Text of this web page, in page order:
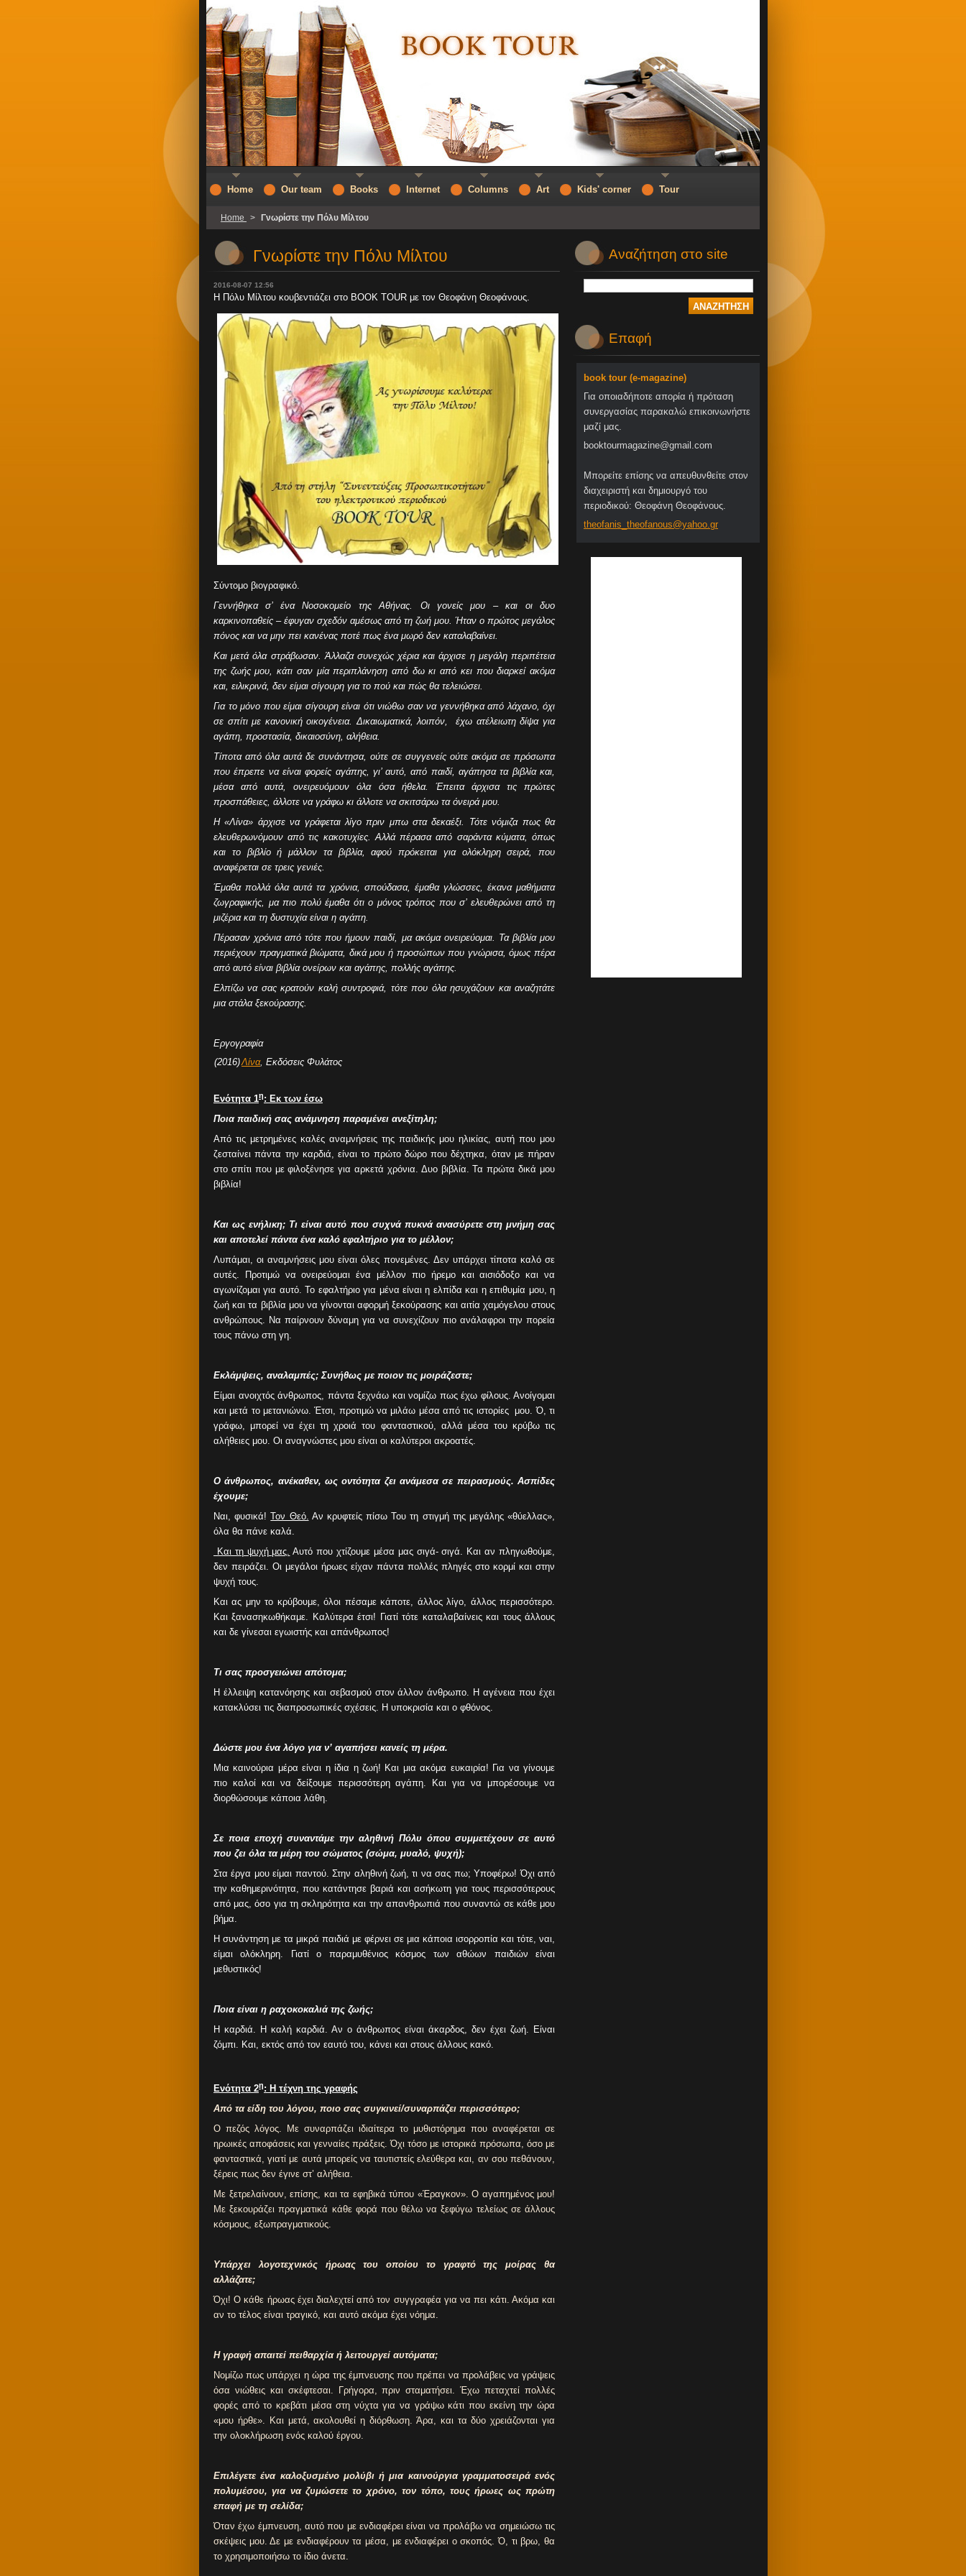
Home > Γνωρίστε την Πόλυ Μίλτου
Γνωρίστε την Πόλυ Μίλτου
2016-08-07 12:56
Η Πόλυ Μίλτου κουβεντιάζει στο BOOK TOUR με τον Θεοφάνη Θεοφάνους.
Σύντομο βιογραφικό.
Γεννήθηκα σ’ ένα Νοσοκομείο της Αθήνας. Οι γονείς μου – και οι δυο
καρκινοπαθείς – έφυγαν σχεδόν αμέσως από τη ζωή μου. Ήταν ο πρώτος μεγάλος
πόνος και να μην πει κανένας ποτέ πως ένα μωρό δεν καταλαβαίνει.
Και μετά όλα στράβωσαν. Άλλαζα συνεχώς χέρια και άρχισε η μεγάλη περιπέτεια
της ζωής μου, κάτι σαν μία περιπλάνηση από δω κι από κει που διαρκεί ακόμα
και, ειλικρινά, δεν είμαι σίγουρη για το πού και πώς θα τελειώσει.
Για το μόνο που είμαι σίγουρη είναι ότι νιώθω σαν να γεννήθηκα από λάχανο, όχι
σε σπίτι με κανονική οικογένεια. Δικαιωματικά, λοιπόν, έχω ατέλειωτη δίψα για
αγάπη, προστασία, δικαιοσύνη, αλήθεια.
Τίποτα από όλα αυτά δε συνάντησα, ούτε σε συγγενείς ούτε ακόμα σε πρόσωπα
που έπρεπε να είναι φορείς αγάπης, γι’ αυτό, από παιδί, αγάπησα τα βιβλία και,
μέσα από αυτά, ονειρευόμουν όλα όσα ήθελα. Έπειτα άρχισα τις πρώτες
προσπάθειες, άλλοτε να γράφω κι άλλοτε να σκιτσάρω τα όνειρά μου.
Η «Λίνα» άρχισε να γράφεται λίγο πριν μπω στα δεκαέξι. Τότε νόμιζα πως θα
ελευθερωνόμουν από τις κακοτυχίες. Αλλά πέρασα από σαράντα κύματα, όπως
και το βιβλίο ή μάλλον τα βιβλία, αφού πρόκειται για ολόκληρη σειρά, που
αναφέρεται σε τρεις γενιές.
Έμαθα πολλά όλα αυτά τα χρόνια, σπούδασα, έμαθα γλώσσες, έκανα μαθήματα
ζωγραφικής, μα πιο πολύ έμαθα ότι ο μόνος τρόπος που σ’ ελευθερώνει από τη
μιζέρια και τη δυστυχία είναι η αγάπη.
Πέρασαν χρόνια από τότε που ήμουν παιδί, μα ακόμα ονειρεύομαι. Τα βιβλία μου
περιέχουν πραγματικά βιώματα, δικά μου ή προσώπων που γνώρισα, όμως πέρα
από αυτό είναι βιβλία ονείρων και αγάπης, πολλής αγάπης.
Ελπίζω να σας κρατούν καλή συντροφιά, τότε που όλα ησυχάζουν και αναζητάτε
μια στάλα ξεκούρασης.
Εργογραφία
(2016)Λίνα, Εκδόσεις Φυλάτος
Ενότητα 1η: Εκ των έσω
Ποια παιδική σας ανάμνηση παραμένει ανεξίτηλη;
Από τις μετρημένες καλές αναμνήσεις της παιδικής μου ηλικίας, αυτή που μου
ζεσταίνει πάντα την καρδιά, είναι το πρώτο δώρο που δέχτηκα, όταν με πήραν
στο σπίτι που με φιλοξένησε για αρκετά χρόνια. Δυο βιβλία. Τα πρώτα δικά μου
βιβλία!
Και ως ενήλικη; Τι είναι αυτό που συχνά πυκνά ανασύρετε στη μνήμη σας
και αποτελεί πάντα ένα καλό εφαλτήριο για το μέλλον;
Λυπάμαι, οι αναμνήσεις μου είναι όλες πονεμένες. Δεν υπάρχει τίποτα καλό σε
αυτές. Προτιμώ να ονειρεύομαι ένα μέλλον πιο ήρεμο και αισιόδοξο και να
αγωνίζομαι για αυτό. Το εφαλτήριο για μένα είναι η ελπίδα και η επιθυμία μου, η
ζωή και τα βιβλία μου να γίνονται αφορμή ξεκούρασης και αιτία χαμόγελου στους
ανθρώπους. Να παίρνουν δύναμη για να συνεχίζουν πιο ανάλαφροι την πορεία
τους πάνω στη γη.
Εκλάμψεις, αναλαμπές; Συνήθως με ποιον τις μοιράζεστε;
Είμαι ανοιχτός άνθρωπος, πάντα ξεχνάω και νομίζω πως έχω φίλους. Ανοίγομαι
και μετά το μετανιώνω. Έτσι, προτιμώ να μιλάω μέσα από τις ιστορίες μου. Ό, τι
γράφω, μπορεί να έχει τη χροιά του φανταστικού, αλλά μέσα του κρύβω τις
αλήθειες μου. Οι αναγνώστες μου είναι οι καλύτεροι ακροατές.
Ο άνθρωπος, ανέκαθεν, ως οντότητα ζει ανάμεσα σε πειρασμούς. Ασπίδες
έχουμε;
Ναι, φυσικά!Τον Θεό. Αν κρυφτείς πίσω Του τη στιγμή της μεγάλης «θύελλας»,
όλα θα πάνε καλά.
Και τη ψυχή μας. Αυτό που χτίζουμε μέσα μας σιγά- σιγά. Και αν πληγωθούμε,
δεν πειράζει. Οι μεγάλοι ήρωες είχαν πάντα πολλές πληγές στο κορμί και στην
ψυχή τους.
Και ας μην το κρύβουμε, όλοι πέσαμε κάποτε, άλλος λίγο, άλλος περισσότερο.
Και ξανασηκωθήκαμε. Καλύτερα έτσι! Γιατί τότε καταλαβαίνεις και τους άλλους
και δε γίνεσαι εγωιστής και απάνθρωπος!
Τι σας προσγειώνει απότομα;
Η έλλειψη κατανόησης και σεβασμού στον άλλον άνθρωπο. Η αγένεια που έχει
κατακλύσει τις διαπροσωπικές σχέσεις. Η υποκρισία και ο φθόνος.
Δώστε μου ένα λόγο για ν’ αγαπήσει κανείς τη μέρα.
Μια καινούρια μέρα είναι η ίδια η ζωή! Και μια ακόμα ευκαιρία! Για να γίνουμε
πιο καλοί και να δείξουμε περισσότερη αγάπη. Και για να μπορέσουμε να
διορθώσουμε κάποια λάθη.
Σε ποια εποχή συναντάμε την αληθινή Πόλυ όπου συμμετέχουν σε αυτό
που ζει όλα τα μέρη του σώματος (σώμα, μυαλό, ψυχή);
Στα έργα μου είμαι παντού. Στην αληθινή ζωή, τι να σας πω; Υποφέρω! Όχι από
την καθημερινότητα, που κατάντησε βαριά και ασήκωτη για τους περισσότερους
από μας, όσο για τη σκληρότητα και την απανθρωπιά που συναντώ σε κάθε μου
βήμα.
Η συνάντηση με τα μικρά παιδιά με φέρνει σε μια κάποια ισορροπία και τότε, ναι,
είμαι ολόκληρη. Γιατί ο παραμυθένιος κόσμος των αθώων παιδιών είναι
μεθυστικός!
Ποια είναι η ραχοκοκαλιά της ζωής;
Η καρδιά. Η καλή καρδιά. Αν ο άνθρωπος είναι άκαρδος, δεν έχει ζωή. Είναι
ζόμπι. Και, εκτός από τον εαυτό του, κάνει και στους άλλους κακό.
Ενότητα 2η: H τέχνη της γραφής
Από τα είδη του λόγου, ποιο σας συγκινεί/συναρπάζει περισσότερο;
Ο πεζός λόγος. Με συναρπάζει ιδιαίτερα το μυθιστόρημα που αναφέρεται σε
ηρωικές αποφάσεις και γενναίες πράξεις. Όχι τόσο με ιστορικά πρόσωπα, όσο με
φανταστικά, γιατί με αυτά μπορείς να ταυτιστείς ελεύθερα και, αν σου πεθάνουν,
ξέρεις πως δεν έγινε στ’ αλήθεια.
Με ξετρελαίνουν, επίσης, και τα εφηβικά τύπου «Έραγκον». Ο αγαπημένος μου!
Με ξεκουράζει πραγματικά κάθε φορά που θέλω να ξεφύγω τελείως σε άλλους
κόσμους, εξωπραγματικούς.
Υπάρχει λογοτεχνικός ήρωας του οποίου το γραφτό της μοίρας θα
αλλάζατε;
Όχι! Ο κάθε ήρωας έχει διαλεχτεί από τον συγγραφέα για να πει κάτι. Ακόμα και
αν το τέλος είναι τραγικό, και αυτό ακόμα έχει νόημα.
Η γραφή απαιτεί πειθαρχία ή λειτουργεί αυτόματα;
Νομίζω πως υπάρχει η ώρα της έμπνευσης που πρέπει να προλάβεις να γράψεις
όσα νιώθεις και σκέφτεσαι. Γρήγορα, πριν σταματήσει. Έχω πεταχτεί πολλές
φορές από το κρεβάτι μέσα στη νύχτα για να γράψω κάτι που εκείνη την ώρα
«μου ήρθε». Και μετά, ακολουθεί η διόρθωση. Άρα, και τα δύο χρειάζονται για
την ολοκλήρωση ενός καλού έργου.
Επιλέγετε ένα καλοξυσμένο μολύβι ή μια καινούργια γραμματοσειρά ενός
πολυμέσου, για να ζυμώσετε το χρόνο, τον τόπο, τους ήρωες ως πρώτη
επαφή με τη σελίδα;
Όταν έχω έμπνευση, αυτό που με ενδιαφέρει είναι να προλάβω να σημειώσω τις
σκέψεις μου. Δε με ενδιαφέρουν τα μέσα, με ενδιαφέρει ο σκοπός. Ό, τι βρω, θα
το χρησιμοποιήσω το ίδιο άνετα.
Αναζήτηση στο site
Επαφή
book tour (e-magazine)
Για οποιαδήποτε απορία ή πρόταση
συνεργασίας παρακαλώ επικοινωνήστε
μαζί μας.
booktourmagazine@gmail.com
Μπορείτε επίσης να απευθυνθείτε στον
διαχειριστή και δημιουργό του
περιοδικού: Θεοφάνη Θεοφάνους.
theofanis_theofanous@yahoo.gr
Home Our team Books Internet Columns Art Kids' corner Tour